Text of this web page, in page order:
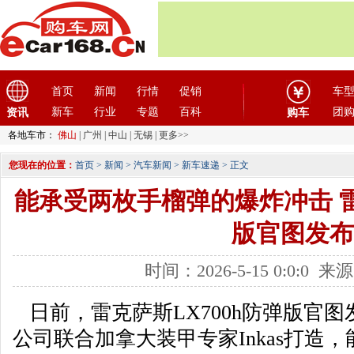
资讯
首页 新闻 行情
促销
新车
行业 专题 百科 购车
车型
团购
各地车市： 佛山 广州 中山 无锡 更多>>
您现在的位置： 首页 > 新闻 > 汽车新闻 > 新车速递 > 正文
能承受两枚手榴弹的爆炸冲击
版官图发布
时间：2026-5-15 0:0:0 来
日前，雷克萨斯LX700h防弹版官图
公司联合加拿大装甲专家Inkas打造